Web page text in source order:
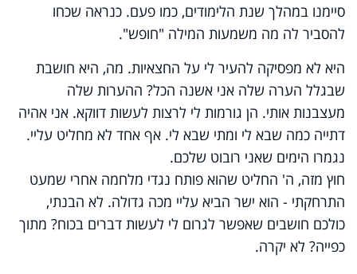
סיימנו במהלך שנת הלימודים, כמו פעם. כנראה שכחו
להסביר לה מה משמעות המילה "חופש".
היא לא מפסיקה להעיר לי על החצאיות. מה, היא חושבת
שבגלל הערה שלה אני אשנה הכל? ההערות שלה
מעצבנות אותי. הן גורמות לי לרצות לעשות דווקא. אני אהיה
דתייה כמה שבא לי ומתי שבא לי. אף אחד לא מחליט עליי.
נגמרו הימים שאני רובוט שלכם.
חוץ מזה, ה' החליט שהוא פותח נגדי מלחמה אחרי שמעט
התרחקתי - הוא ישר הביא עליי מכה גדולה. לא הבנתי,
כולכם חושבים שאפשר לגרום לי לעשות דברים בכוח? מתוך
כפייה? לא יקרה.